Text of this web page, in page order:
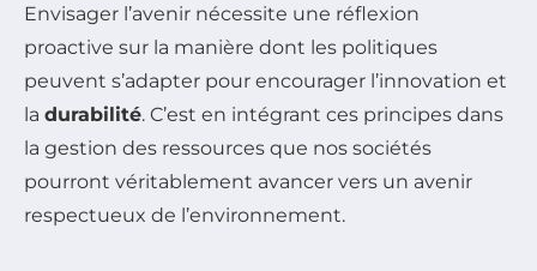
Envisager l’avenir nécessite une réflexion
proactive sur la manière dont les politiques
peuvent s’adapter pour encourager l’innovation et
la durabilité. C’est en intégrant ces principes dans
la gestion des ressources que nos sociétés
pourront véritablement avancer vers un avenir
respectueux de l’environnement.